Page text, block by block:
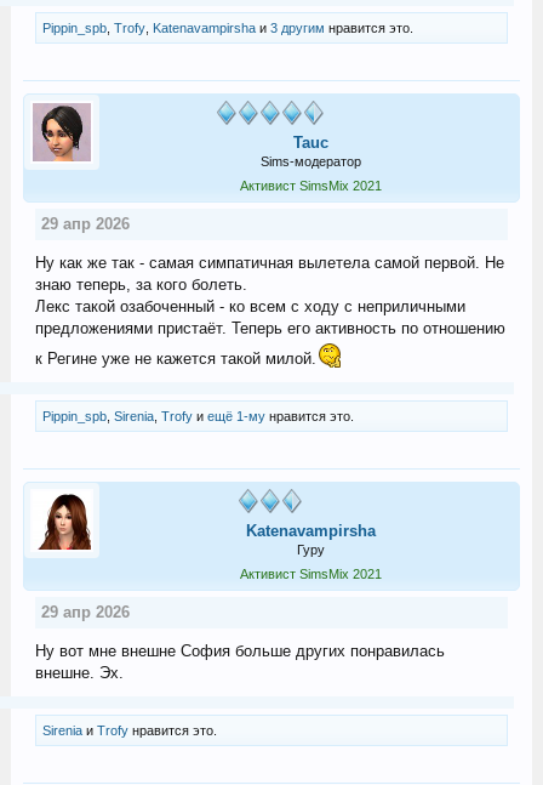
Pippin_spb, Trofy, Katenavampirshaи 3 другим нравится это.
Tauc
Sims-модератор
Активист SimsMix 2021
29 апр 2026
Ну как же так - самая симпатичная вылетела самой первой. Не
знаю теперь, за кого болеть.
Лекс такой озабоченный - ко всем с ходу с неприличными
предложениями пристаёт. Теперь его активность по отношению
к Регине уже не кажется такой милой.
Pippin_spb, Sirenia, Trofyи ещё 1-мунравится это.
Katenavampirsha
Гуру
Активист SimsMix 2021
29 апр 2026
Ну вот мне внешне София больше других понравилась
внешне. Эх.
Sireniaи Trofyнравится это.